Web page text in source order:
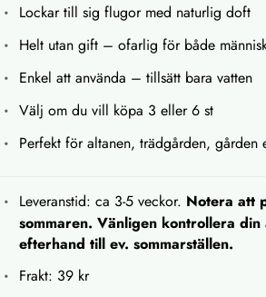
Lockar till sig flugor med naturlig doft
Helt utan gift – ofarlig för både
Enkel att använda – tillsätt bara vatten
Välj om du vill köpa 3 eller 6 st
Perfekt för altanen, trädgården, gården
Leveranstid: ca 3-5 veckor. Notera att
sommaren. Vänligen kontrollera
efterhand till ev. sommarställen.
Frakt: 39 kr